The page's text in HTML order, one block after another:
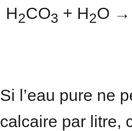
H2CO3 + H2O →
Si l’eau pure ne
calcaire par litre,